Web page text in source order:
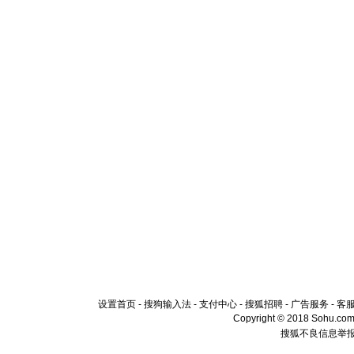
设置首页 - 搜狗输入法 - 支付中心 - 搜狐招聘 - 广告服务 - 客
Copyright © 2018
搜狐不良信息举